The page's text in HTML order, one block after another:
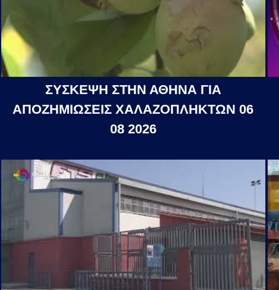
ΣΥΣΚΕΨΗ ΣΤΗΝ ΑΘΗΝΑ ΓΙΑ
ΑΠΟΖΗΜΙΩΣΕΙΣ ΧΑΛΑΖΟΠΛΗΚΤΩΝ 06
08 2026